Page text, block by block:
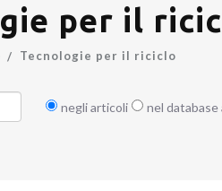
per il
Tecnologie per il riciclo
negli articoli nel database